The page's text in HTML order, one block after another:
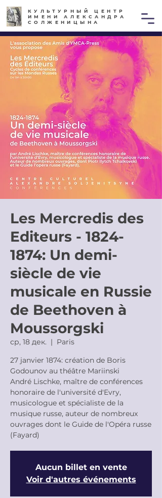
КУЛЬТУРНЫЙ ЦЕНТР
ИМЕНИ АЛЕКСАНДРА
СОЛЖЕНИЦЫНА
Les Mercredis des
Editeurs - 1824-
1874: Un demi-
siècle de vie
musicale en Russie
de Beethoven à
Moussorgski
ср, 18 дек.
  |
Paris
27 janvier 1874: création de Boris
Godounov au théâtre Mariinski
André Lischke, maître de conférences
honoraire de l'université d'Evry,
musicologue et spécialiste de la
musique russe, auteur de nombreux
ouvrages dont le Guide de l'Opéra russe
(Fayard)
Aucun billet en vente
Voir d'autres événements